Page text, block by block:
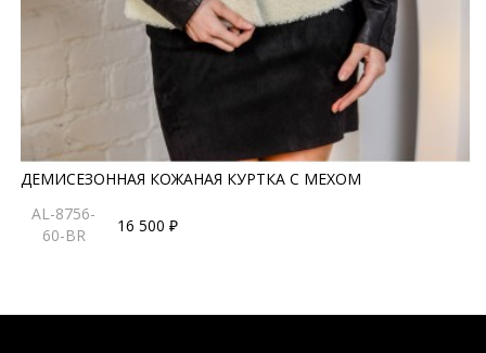
ДЕМИСЕЗОННАЯ КОЖАНАЯ КУРТКА С МЕХОМ
AL-8756-
60-BR
16 500 ₽